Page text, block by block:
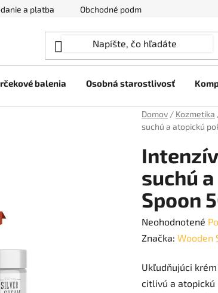
a platba Obchodné podmienky
balenia Osobná starostlivosť
Domov / Kozmetika
suchú a atopickú
suchú
Spoon
Priemerné
hodnotenie
je
0,0
Neohodnotené
Značka: Wooden
Ukľudňujúci
citlivú a atopickú